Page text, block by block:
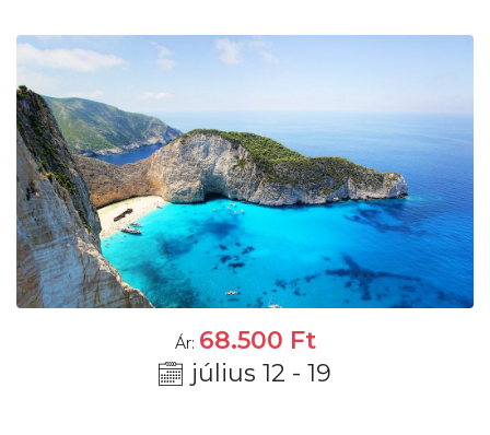
Ár: 68.500 Ft
július 12 - 19